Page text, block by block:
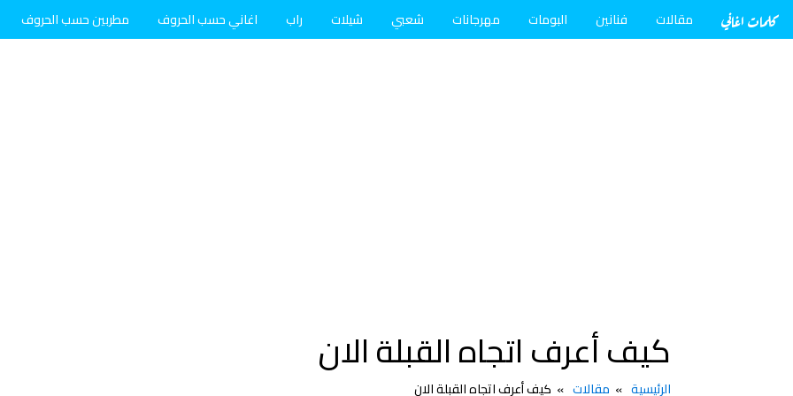
كلمات اغاني مقالات فنانين البومات مهرجانات شعبي شيلات راب اغاني حسب الحروف مطربين حسب الحروف
كيف أعرف اتجاه القبلة الان
الرئيسية مقالات كيف أعرف اتجاه القبلة الان